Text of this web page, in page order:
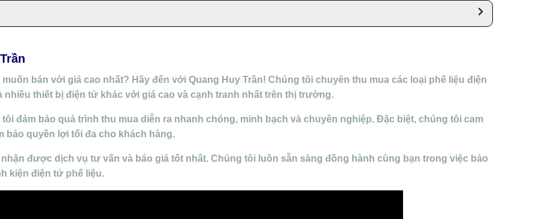
bán với giá cao nhất? Hãy đến với Quang Huy Trần! Chúng tôi chuyên thu mua các loại phế liệu điện
thiết bị điện tử khác với giá cao và cạnh tranh nhất trên thị trường.
đảm bảo quá trình thu mua diễn ra nhanh chóng, minh bạch và chuyên nghiệp. Đặc biệt, chúng tôi cam
bảo quyền lợi tối đa cho khách hàng.
được dịch vụ tư vấn và báo giá tốt nhất. Chúng tôi luôn sẵn sàng đồng hành cùng bạn trong việc bảo
kiện điện tử phế liệu.